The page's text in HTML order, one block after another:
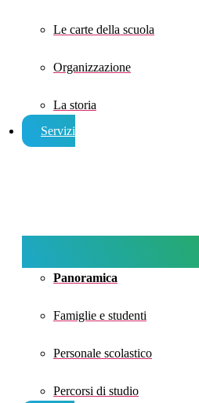
Le carte della scuola
Organizzazione
La storia
Servizi
Panoramica
Famiglie e studenti
Personale scolastico
Percorsi di studio